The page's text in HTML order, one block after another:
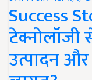
Success
उत्पादन